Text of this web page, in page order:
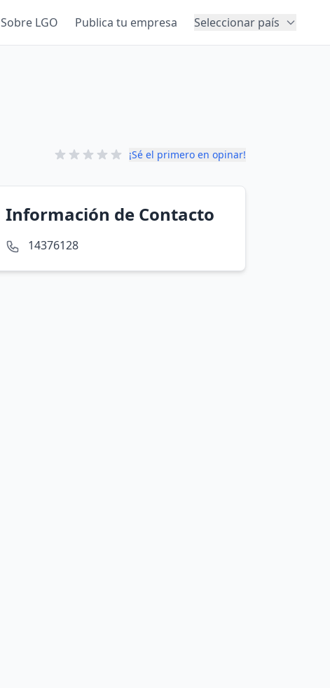
Sobre LGO Publica tu empresa Seleccionar país
¡Sé el primero en opinar!
Información de Contacto
14376128